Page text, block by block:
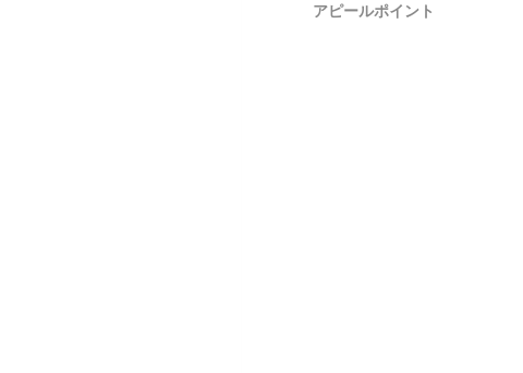
アピールポイント